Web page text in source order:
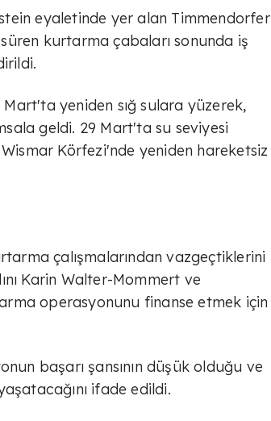
eyaletinde yer alan Timmendorfer
kurtarma çabaları sonunda iş
yeniden sığ sulara yüzerek,
geldi. 29 Mart'ta su seviyesi
Körfezi'nde yeniden hareketsiz
çalışmalarından vazgeçtiklerini
Karin Walter-Mommert ve
operasyonunu finanse etmek için
başarı şansının düşük olduğu ve
ifade edildi.